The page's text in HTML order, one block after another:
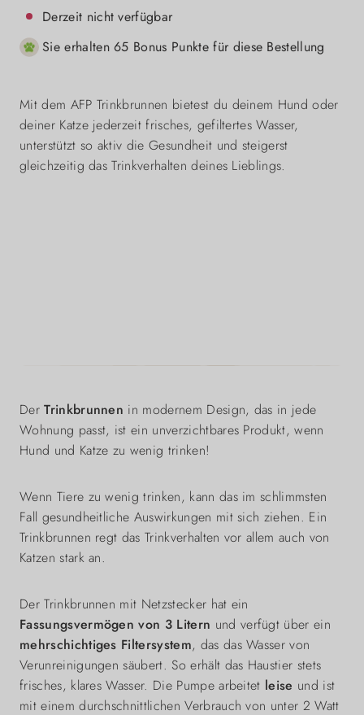
Derzeit nicht verfügbar
Sie erhalten 65 Bonus Punkte für diese Bestellung
Mit dem AFP Trinkbrunnen bietest du deinem Hund oder
deiner Katze jederzeit frisches, gefiltertes Wasser,
unterstützt so aktiv die Gesundheit und steigerst
gleichzeitig das Trinkverhalten deines Lieblings.
DerTrinkbrunnen in modernem Design, das in jede
Wohnung passt, ist ein unverzichtbares Produkt, wenn
Hund und Katze zu wenig trinken!
Wenn Tiere zu wenig trinken, kann das im schlimmsten
Fall gesundheitliche Auswirkungen mit sich ziehen. Ein
Trinkbrunnen regt das Trinkverhalten vor allem auch von
Katzen stark an.
Der Trinkbrunnen mit Netzstecker hat ein
Fassungsvermögen von 3 Litern und verfügt über ein
mehrschichtiges Filtersystem, das das Wasser von
Verunreinigungen säubert. So erhält das Haustier stets
frisches, klares Wasser. Die Pumpe arbeitet leise und ist
mit einem durchschnittlichen Verbrauch von unter 2 Watt